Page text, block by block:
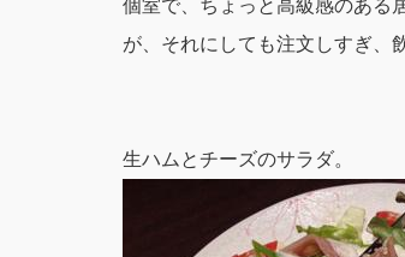
個室で、ちょっと高級感のある
が、それにしても注文しすぎ、
生ハムとチーズのサラダ。